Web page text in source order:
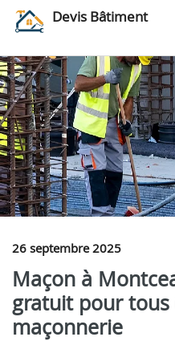
Devis Bâtiment
26 septembre 2025
Maçon à
gratuit pour tous
maçonnerie